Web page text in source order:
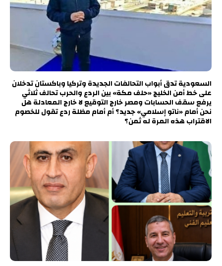
السعودية تدق أبواب التحالفات الجديدة وتركيا وباكستان تدخلان
على خط أمن الخليج «حلف مكة» بين الردع والحرب تحالف ثلاثي
يرفع سقف الحسابات ومصر خارج التوقيع لا خارج المعادلة هل
نحن أمام «ناتو إسلامي» جديد؟ أم أمام مظلة ردع تقول للخصوم
الاقتراب هذه المرة له ثمن؟